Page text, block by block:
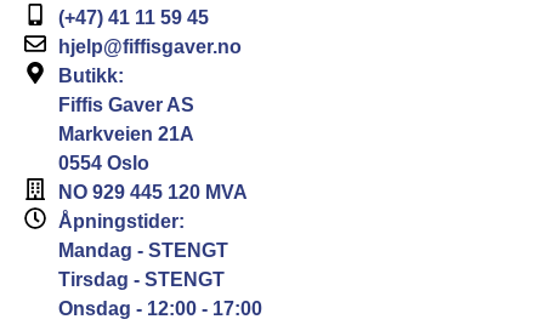
(+47) 41 11 59 45
hjelp@fiffisgaver.no
Butikk:
Fiffis Gaver AS
Markveien 21A
0554 Oslo
NO 929 445 120 MVA
Åpningstider:
Mandag - STENGT
Tirsdag - STENGT
Onsdag - 12:00 - 17:00